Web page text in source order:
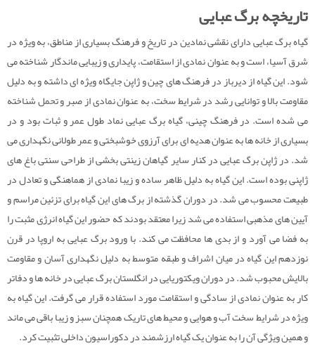
تاریخچه برگ عبایی
گیاه برگ عبایی دارای نقشی نمادین در تاریخ و فرهنگ بسیاری از مناطق، به ویژه در
شرق آسیا، است و به عنوان نمادی از استقامت، پایداری و زیبایی ماندگار شناخته می
شود. این گیاه از دیرباز در فرهنگ های چین و ژاپن جایگاه ویژه ای داشته و به دلیل
مقاومت بالا و توانایی رشد در شرایط سخت، به عنوان نمادی از صبر و تحمل شناخته
می شده است. در فرهنگ چینی، گیاه برگ عبایی نماد طول عمر و ثبات بود و در
بسیاری از خانه ها به عنوان هدیه ای برای آرزوی خوشبختی و عمر طولانی نگهداری می
شد. در ژاپن برگ عبایی در کنار سایر گیاهان زینتی بخشی از طراحی سنتی باغ های
ژاپنی بوده است. این گیاه به دلیل ظاهر ساده و زیبا نمادی از هماهنگی و تعادل در
طبیعت محسوب می شد. در دوران گذشته از برگ های این گیاه برای تزئین مراسم و
آیین های مذهبی استفاده می شد زیرا معتقد بودند که حضور این گیاه انرژی مثبت را
به فضا می آورد و از بدی ها محافظت می کند. با ورود برگ عبایی به اروپا در قرن
نوزدهم این گیاه در میان اشراف و طبقه متوسط به دلیل نگهداری آسان و مقاومت
بالایش محبوب شد. در دوران ویکتوریایی در انگلستان برگ عبایی در خانه ها و دفاتر
کار به عنوان نمادی از سادگی و استقامت مورد استفاده قرار می گرفت. این گیاه به
ویژه در شرایط سخت آب و هوایی و محیط های تاریک همچنان سبز و زیبا باقی می ماند
و همین ویژگی آن را به عنوان یک گیاه ارزشمند در دکوراسیون داخلی تثبیت کرد.